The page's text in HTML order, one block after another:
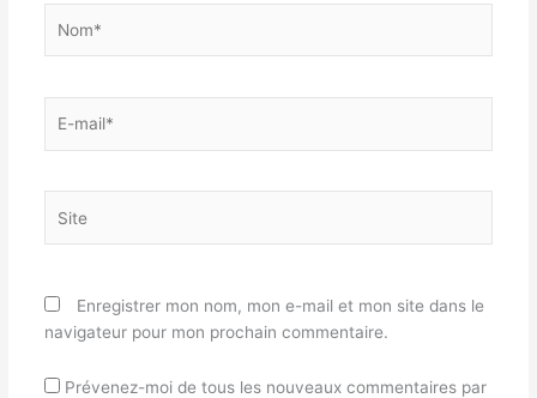
mail*
Enregistrer mon nom, mon e-mail et mon site dans le
navigateur pour mon prochain commentaire.
Prévenez-moi de tous les nouveaux commentaires par